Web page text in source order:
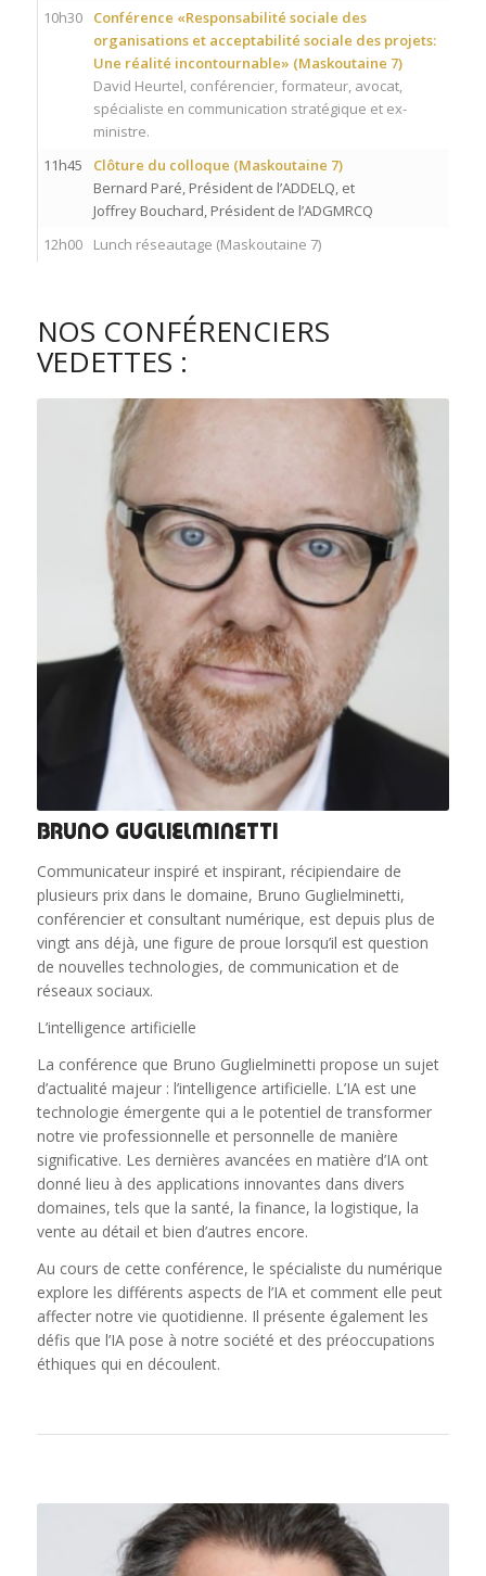
10h30
Conférence «Responsabilité sociale des
organisations et acceptabilité sociale des projets:
Une réalité incontournable» (Maskoutaine 7)
David Heurtel, conférencier, formateur, avocat,
spécialiste en communication stratégique et ex-
ministre.
11h45
Clôture du colloque (Maskoutaine 7)
Bernard Paré, Président de l’ADDELQ, et
Joffrey Bouchard, Président de l’ADGMRCQ
12h00
Lunch réseautage (Maskoutaine 7)
NOS CONFÉRENCIERS
VEDETTES :
BRUNO GUGLIELMINETTI
Communicateur inspiré et inspirant, récipiendaire de
plusieurs prix dans le domaine, Bruno Guglielminetti,
conférencier et consultant numérique, est depuis plus de
vingt ans déjà, une figure de proue lorsqu’il est question
de nouvelles technologies, de communication et de
réseaux sociaux.
L’intelligence artificielle
La conférence que Bruno Guglielminetti propose un sujet
d’actualité majeur : l’intelligence artificielle. L’IA est une
technologie émergente qui a le potentiel de transformer
notre vie professionnelle et personnelle de manière
significative. Les dernières avancées en matière d’IA ont
donné lieu à des applications innovantes dans divers
domaines, tels que la santé, la finance, la logistique, la
vente au détail et bien d’autres encore.
Au cours de cette conférence, le spécialiste du numérique
explore les différents aspects de l’IA et comment elle peut
affecter notre vie quotidienne. Il présente également les
défis que l’IA pose à notre société et des préoccupations
éthiques qui en découlent.